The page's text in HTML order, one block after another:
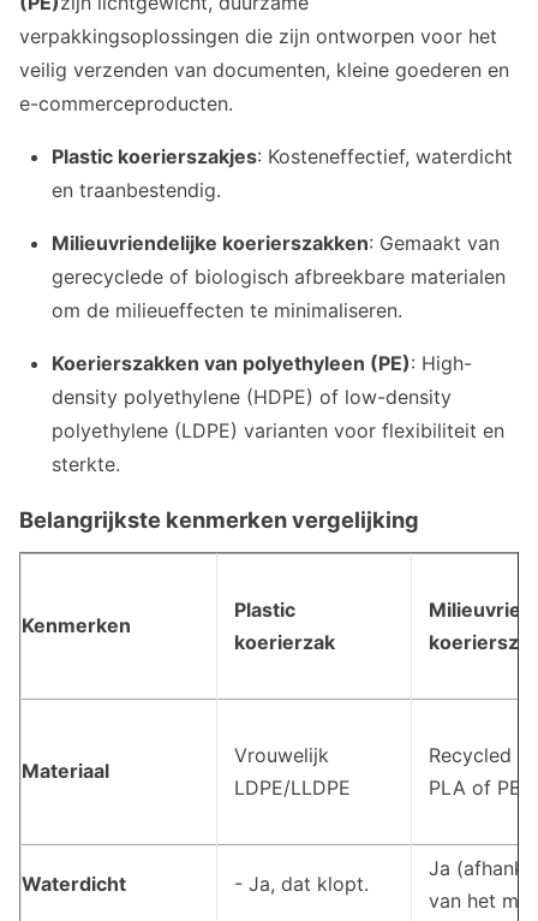
verpakkingsoplossingen die zijn ontworpen voor het
veilig verzenden van documenten, kleine goederen en
e-commerceproducten.
Plastic koerierszakjes: Kosteneffectief, waterdicht
en traanbestendig.
Milieuvriendelijke koerierszakken: Gemaakt van
gerecyclede of biologisch afbreekbare materialen
om de milieueffecten te minimaliseren.
Koerierszakken van polyethyleen (PE): High-
density polyethylene (HDPE) of low-density
polyethylene (LDPE) varianten voor flexibiliteit en
sterkte.
Belangrijkste kenmerken vergelijking
Kenmerken
Plastic
koerierzak
Materiaal
Vrouwelijk
LDPE/LLDPE
Recycled
PLA of
Waterdicht - Ja, dat klopt.
Ja
van het